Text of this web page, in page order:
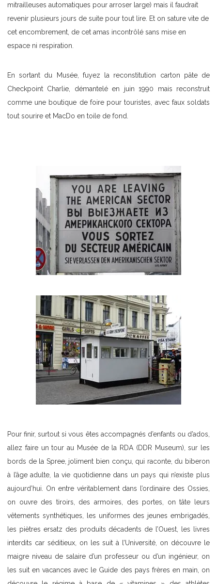
mitrailleuses automatiques pour arroser large) mais il faudrait
revenir plusieurs jours de suite pour tout lire. Et on sature vite de
cet encombrement, de cet amas incontrôlé sans mise en
espace ni respiration.
En sortant du Musée, fuyez la reconstitution carton pâte de
Checkpoint Charlie, démantelé en juin 1990 mais reconstruit
comme une boutique de foire pour touristes, avec faux soldats
tout sourire et MacDo en toile de fond.
Pour finir, surtout si vous êtes accompagnés d’enfants ou d’ados,
allez faire un tour au Musée de la RDA (DDR Museum), sur les
bords de la Spree, joliment bien conçu, qui raconte, du biberon
à l’âge adulte, la vie quotidienne dans un pays qui n’existe plus
aujourd’hui. On entre véritablement dans l’ordinaire des Ossies,
on ouvre des tiroirs, des armoires, des portes, on tâte leurs
vêtements synthétiques, les uniformes des jeunes embrigadés,
les piètres ersatz des produits décadents de l’Ouest, les livres
interdits car séditieux, on les suit à l’Université, on découvre le
maigre niveau de salaire d’un professeur ou d’un ingénieur, on
les suit en vacances avec le Guide des pays frères en main, on